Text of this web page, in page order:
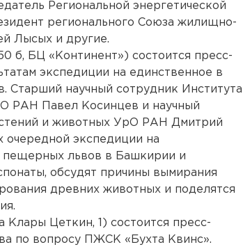
Региональной энергетической
регионального Союза жилищно-
Лысых и другие.
б, БЦ «Континент») состоится пресс-
экспедиции на единственное в
научный сотрудник Института
РАН Павел Косинцев и научный
и животных УрО РАН Дмитрий
очередной экспедиции на
пещерных львов в Башкирии и
обсудят причины вымирания
древних животных и поделятся
Цеткин, 1) состоится пресс-
по вопросу ПЖСК «Бухта Квинс».